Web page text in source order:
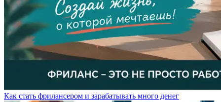
Как стать фрилансером и зарабатывать много денег